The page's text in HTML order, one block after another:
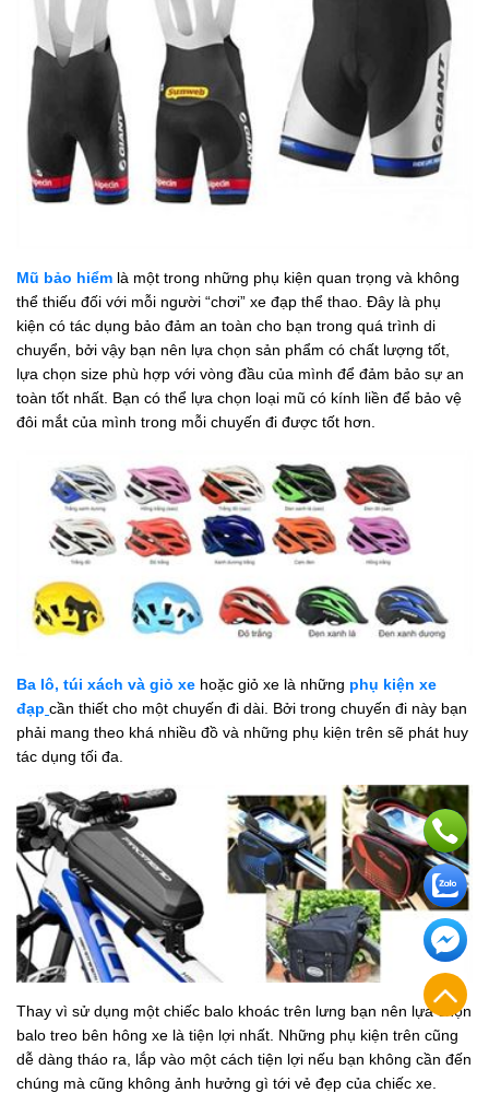
Mũ bảo hiểm là một trong những phụ kiện quan trọng và không
thể thiếu đối với mỗi người “chơi” xe đạp thể thao. Đây là phụ
kiện có tác dụng bảo đảm an toàn cho bạn trong quá trình di
chuyển, bởi vậy bạn nên lựa chọn sản phẩm có chất lượng tốt,
lựa chọn size phù hợp với vòng đầu của mình để đảm bảo sự an
toàn tốt nhất. Bạn có thể lựa chọn loại mũ có kính liền để bảo vệ
đôi mắt của mình trong mỗi chuyến đi được tốt hơn.
Ba lô, túi xách và giỏ xe hoặc giỏ xe là những phụ kiện xe
đạp cần thiết cho một chuyến đi dài. Bởi trong chuyến đi này bạn
phải mang theo khá nhiều đồ và những phụ kiện trên sẽ phát huy
tác dụng tối đa.
Thay vì sử dụng một chiếc balo khoác trên lưng bạn nên lựa chọn
balo treo bên hông xe là tiện lợi nhất. Những phụ kiện trên cũng
dễ dàng tháo ra, lắp vào một cách tiện lợi nếu bạn không cần đến
chúng mà cũng không ảnh hưởng gì tới vẻ đẹp của chiếc xe.